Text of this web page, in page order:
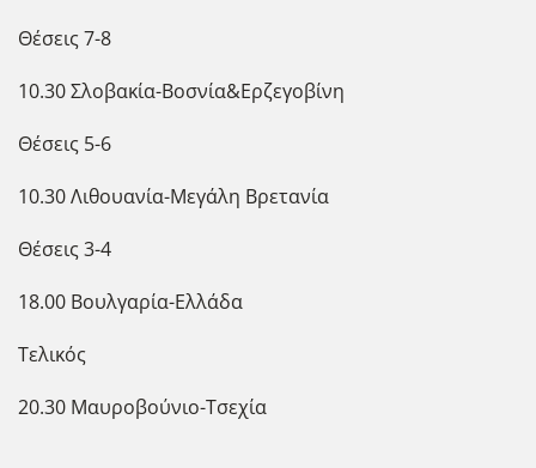
Θέσεις 7-8
10.30 Σλοβακία-Βοσνία&Ερζεγοβίνη
Θέσεις 5-6
10.30 Λιθουανία-Μεγάλη Βρετανία
Θέσεις 3-4
18.00 Βουλγαρία-Ελλάδα
Τελικός
20.30 Μαυροβούνιο-Τσεχία